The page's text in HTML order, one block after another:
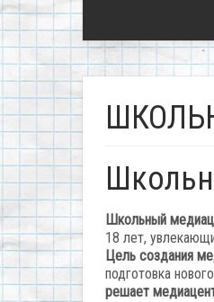
Школьный
18 лет,
Цель создания
подготовка
решает